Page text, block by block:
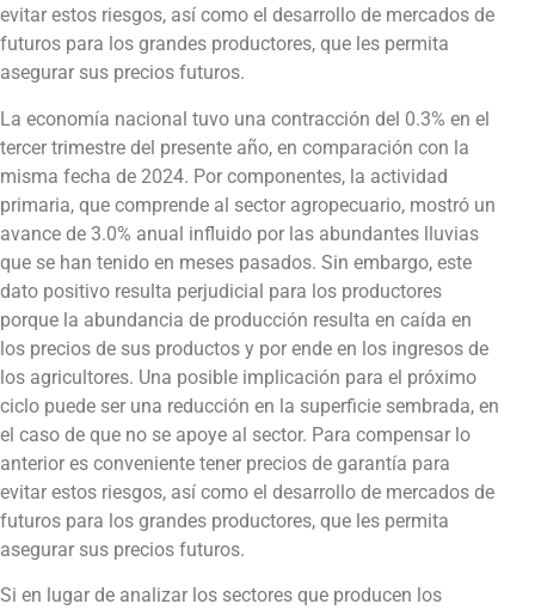
evitar estos riesgos, así como el desarrollo de mercados de
futuros para los grandes productores, que les permita
asegurar sus precios futuros.
La economía nacional tuvo una contracción del 0.3% en el
tercer trimestre del presente año, en comparación con la
misma fecha de 2024. Por componentes, la actividad
primaria, que comprende al sector agropecuario, mostró un
avance de 3.0% anual influido por las abundantes lluvias
que se han tenido en meses pasados. Sin embargo, este
dato positivo resulta perjudicial para los productores
porque la abundancia de producción resulta en caída en
los precios de sus productos y por ende en los ingresos de
los agricultores. Una posible implicación para el próximo
ciclo puede ser una reducción en la superficie sembrada, en
el caso de que no se apoye al sector. Para compensar lo
anterior es conveniente tener precios de garantía para
evitar estos riesgos, así como el desarrollo de mercados de
futuros para los grandes productores, que les permita
asegurar sus precios futuros.
Si en lugar de analizar los sectores que producen los